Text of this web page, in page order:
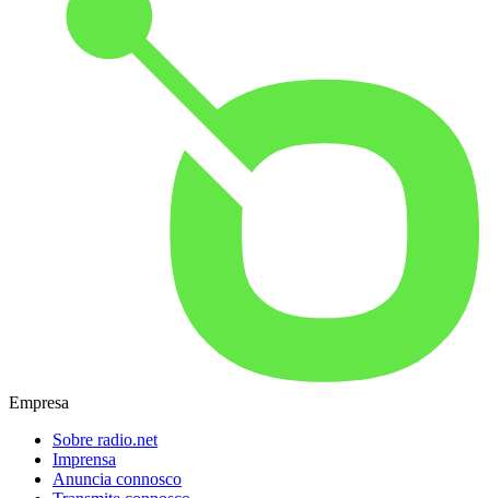
Empresa
Sobre radio.net
Imprensa
Anuncia connosco